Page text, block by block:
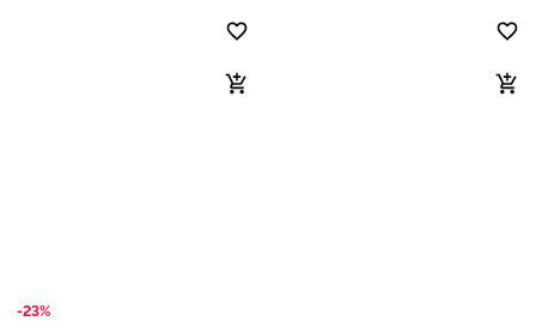
-23%